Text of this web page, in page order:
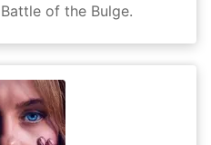
of the Bulge.